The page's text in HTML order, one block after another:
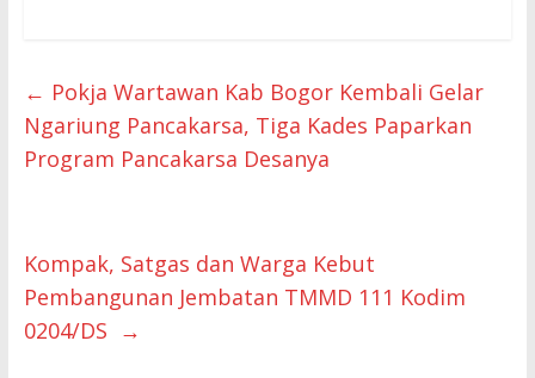
← Pokja Wartawan Kab Bogor Kembali Gelar
Ngariung Pancakarsa, Tiga Kades Paparkan
Program Pancakarsa Desanya
Kompak, Satgas dan Warga Kebut
Pembangunan Jembatan TMMD 111 Kodim
0204/DS →